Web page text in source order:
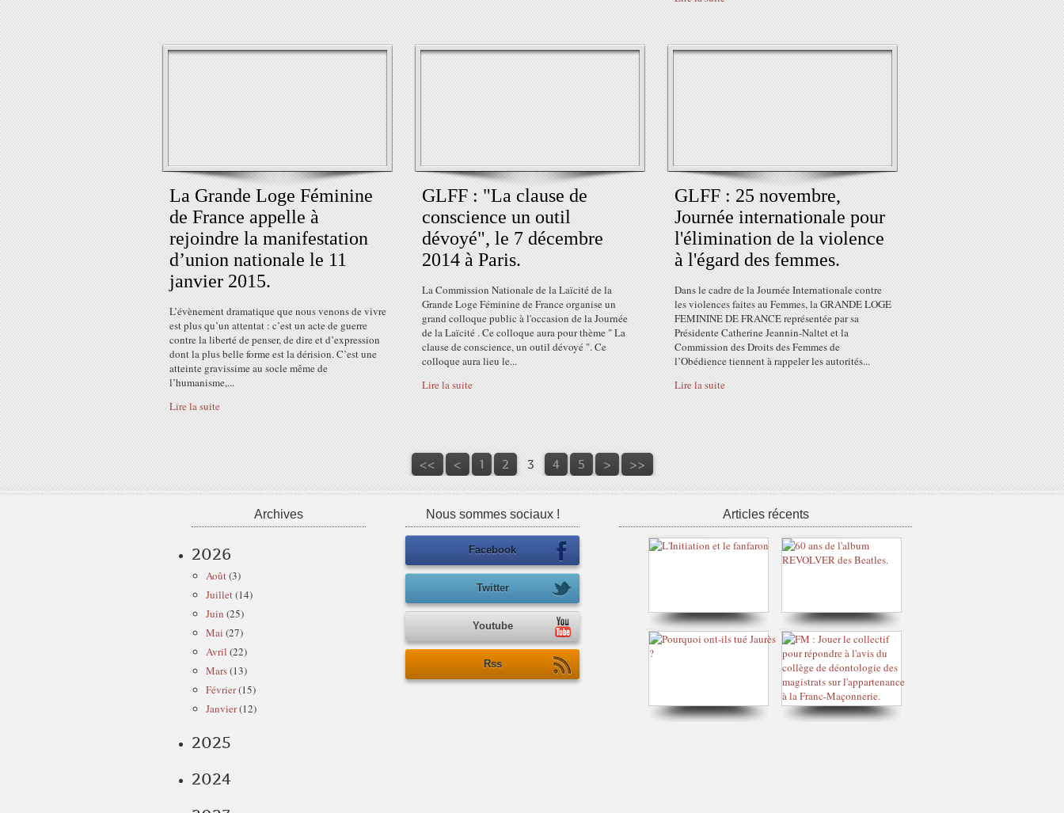
La Grande Loge Féminine
de France appelle à
rejoindre la manifestation
d’union nationale le 11
janvier 2015.
L’évènement dramatique que nous venons de vivre
est plus qu’un attentat : c’est un acte de guerre
contre la liberté de penser, de dire et d’expression
dont la plus belle forme est la dérision. C’est une
atteinte gravissime au socle même de
l’humanisme,...
Lire la suite
GLFF : "La clause de
conscience un outil
dévoyé", le 7 décembre
2014 à Paris.
La Commission Nationale de la Laïcité de la
Grande Loge Féminine de France organise un
grand colloque public à l'occasion de la Journée
de la Laïcité . Ce colloque aura pour thème " La
clause de conscience, un outil dévoyé ". Ce
colloque aura lieu le...
Lire la suite
GLFF : 25 novembre,
Journée internationale pour
l'élimination de la violence
à l'égard des femmes.
Dans le cadre de la Journée Internationale contre
les violences faites au Femmes, la GRANDE LOGE
FEMININE DE FRANCE représentée par sa
Présidente Catherine Jeannin-Naltet et la
Commission des Droits des Femmes de
l’Obédience tiennent à rappeler les autorités...
Lire la suite
<< < 1 2 3 4 5 > >>
Archives
2026
Août(3)
Juillet(14)
Juin (25)
Mai (27)
Avril (22)
Mars(13)
Février(15)
Janvier(12)
2025
2024
Nous sommes sociaux !
Facebook
Twitter
Youtube
Rss
Articles récents